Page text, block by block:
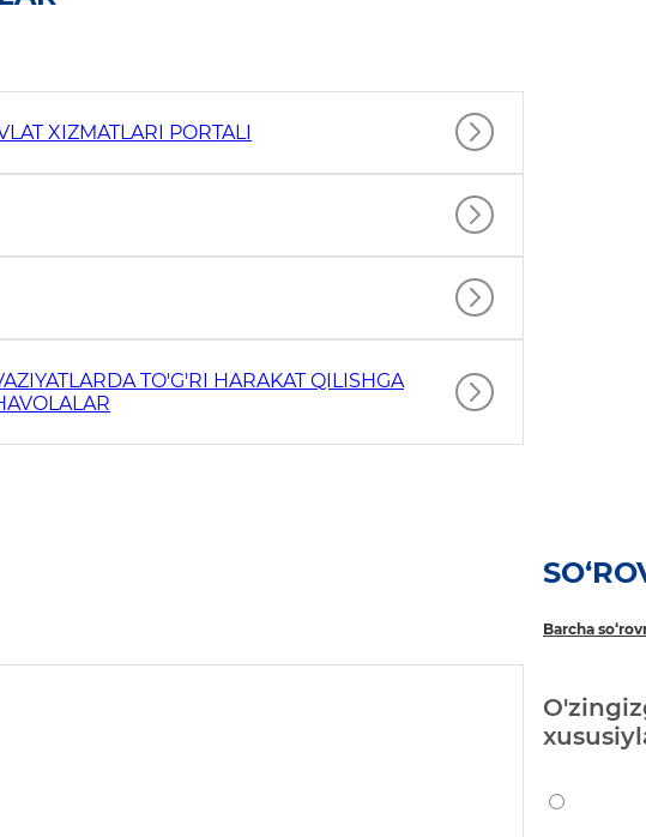
XIZMATLARI PORTALI
TO'G'RI HARAKAT QILISHGA
Barcha